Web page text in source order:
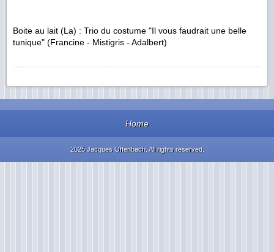
Boite au lait (La) : Trio du costume "Il vous faudrait une belle
tunique" (Francine - Mistigris - Adalbert)
Home
2025 Jacques Offenbach. All rights reserved.